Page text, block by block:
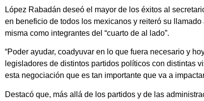
López Rabadán deseó el mayor de los éxitos al
en beneficio de todos los mexicanos y reiteró su
misma como integrantes del “cuarto de al lado”.
“Poder ayudar, coadyuvar en lo que fuera necesario y
legisladores de distintos partidos políticos con distintas
esta negociación que es tan importante que va a
Destacó que, más allá de los partidos y de las